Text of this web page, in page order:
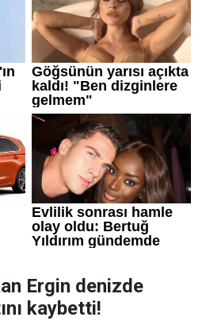
Ergin denizde
kaybetti!